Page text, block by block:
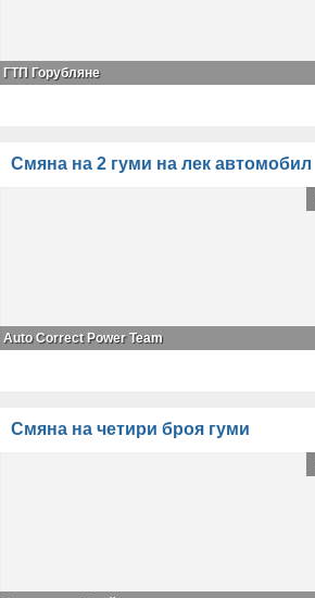
ГТП Горубляне
Смяна на 2 гуми на лек автомобил
Auto Correct Power Теаm
Смяна на четири броя гуми